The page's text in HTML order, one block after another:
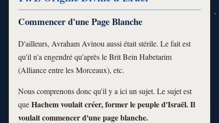
Commencer d'une Page Blanche
D'ailleurs, Avraham Avinou aussi était stérile. Le fait est
qu'il n'a engendré qu'après le Brit Bein Habetarim
(Alliance entre les Morceaux), etc.
Nous comprenons donc qu'il y a ici un sujet. Le sujet est
queHachem voulait créer, former le peuple d'Israël. Il
voulait commencer d'une page blanche.